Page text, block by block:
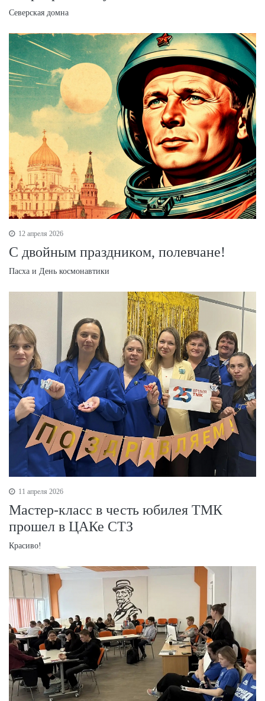
Северская домна
12 апреля 2026
С двойным праздником, полевчане!
Пасха и День космонавтики
11 апреля 2026
Мастер-класс в честь юбилея ТМК
прошел в ЦАКе СТЗ
Красиво!